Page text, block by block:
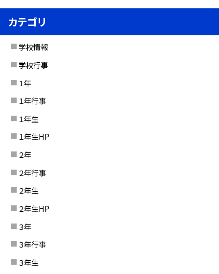
カテゴリ
学校情報
学校行事
１年
１年行事
１年生
１年生HP
２年
２年行事
２年生
２年生HP
３年
３年行事
３年生